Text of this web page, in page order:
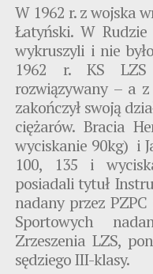
W 1962 r. z wojska
Łatyński. W
wykruszyli i nie
1962 r. KS LZS
rozwiązywany – a
zakończył swoją
ciężarów. Bracia
wyciskanie 90kg) i
100, 135 i
posiadali tytuł
nadany przez
Sportowych
Zrzeszenia LZS,
sędziego III-klasy.